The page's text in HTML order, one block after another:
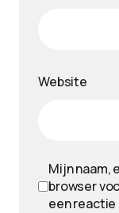
Website
Mijn naam,
browser
een reactie